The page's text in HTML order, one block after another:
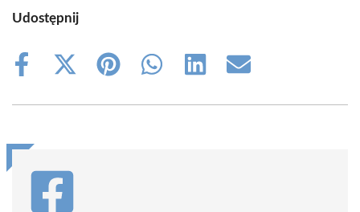
Udostępnij
Share
Share
(Twitter)
Share
Share
Share
Share